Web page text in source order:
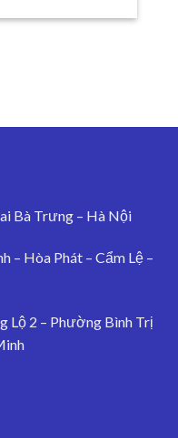
Bà Trưng – Hà Nội
– Hòa Phát – Cẩm Lệ –
2 – Phường Bình Trị